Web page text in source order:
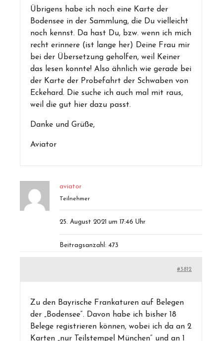
Übrigens habe ich noch eine Karte der
Bodensee in der Sammlung, die Du vielleicht
noch kennst. Da hast Du, bzw. wenn ich mich
recht erinnere (ist lange her) Deine Frau mir
bei der Übersetzung geholfen, weil Keiner
das lesen konnte! Also ähnlich wie gerade bei
der Karte der Probefahrt der Schwaben von
Eckehard. Die suche ich auch mal mit raus,
weil die gut hier dazu passt.
Danke und Grüße,
Aviator
aviator
Teilnehmer
25. August 2021 um 17:46 Uhr
Beitragsanzahl: 473
#3812
Zu den Bayrische Frankaturen auf Belegen
der „Bodensee“. Davon habe ich bisher 18
Belege registrieren können, wobei ich da an 2
Karten „nur Teilstempel München“ und an 1